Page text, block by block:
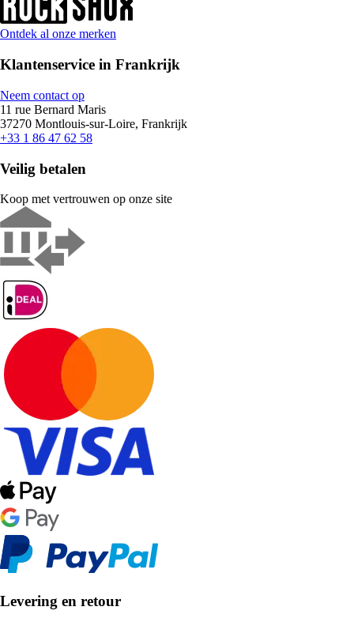
Ontdek al onze merken
Klantenservice in Frankrijk
Neem contact op
11 rue Bernard Maris
37270 Montlouis-sur-Loire, Frankrijk
+33 1 86 47 62 58
Veilig betalen
Koop met vertrouwen op onze site
Levering en retour